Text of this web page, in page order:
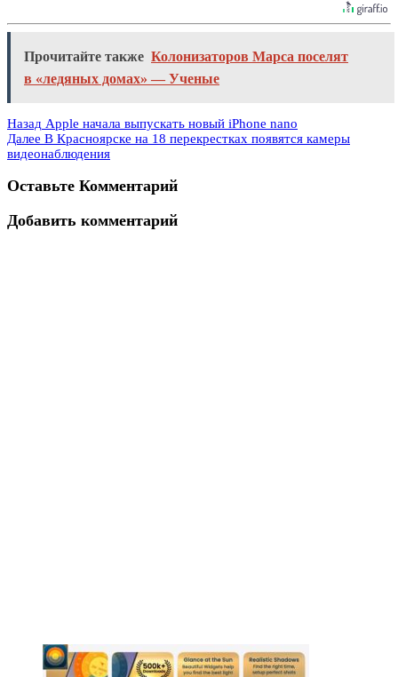
Прочитайте также Колонизаторов Марса поселят
в «ледяных домах» — Ученые
Назад Apple начала выпускать новый iPhone nano
Далее В Красноярске на 18 перекрестках появятся камеры
видеонаблюдения
Оставьте Комментарий
Добавить комментарий